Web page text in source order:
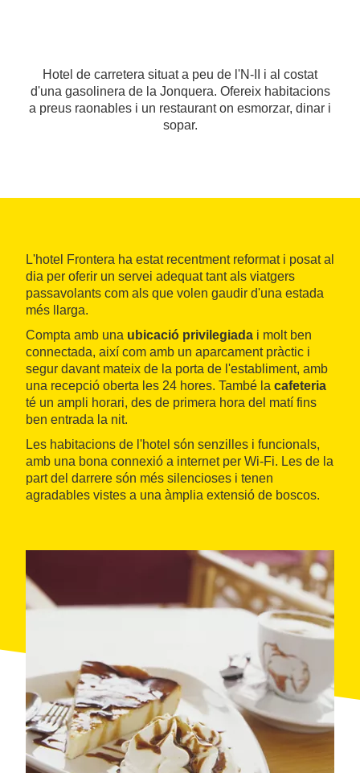
Hotel de carretera situat a peu de l'N-II i al costat
d'una gasolinera de la Jonquera. Ofereix habitacions
a preus raonables i un restaurant on esmorzar, dinar i
sopar.
L'hotel Frontera ha estat recentment reformat i posat al
dia per oferir un servei adequat tant als viatgers
passavolants com als que volen gaudir d'una estada
més llarga.
Compta amb una ubicació privilegiada i molt ben
connectada, així com amb un aparcament pràctic i
segur davant mateix de la porta de l'establiment, amb
una recepció oberta les 24 hores. També la cafeteria
té un ampli horari, des de primera hora del matí fins
ben entrada la nit.
Les habitacions de l'hotel són senzilles i funcionals,
amb una bona connexió a internet per Wi-Fi. Les de la
part del darrere són més silencioses i tenen
agradables vistes a una àmplia extensió de boscos.